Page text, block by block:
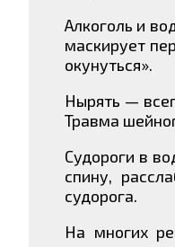
Алкоголь и
маскирует
окунуться».
Нырять —
Травма
Судороги в
спину,
судорога.
На многих